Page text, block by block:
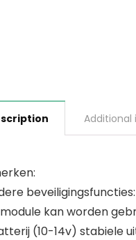
kan worden
(10-14v) stabiele